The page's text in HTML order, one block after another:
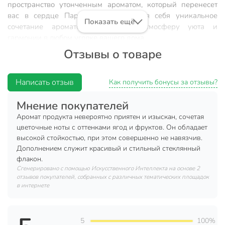
пространство утонченным ароматом, который перенесет
вас в сердце Парижа. Откройте для себя уникальное
сочетание ароматов, создающее атмосферу уюта и
Аромадиффузор Aroma republic Parisian chic №52 объемом
изысканность и качество. Этот продукт не просто освежает
воздух, но и создает особое настроение, благодаря чему
каждое ваше возвращение домой будет наполнено
радостью и комфортом.
Преимущества:
изысканный аромат: ощутите атмосферу Парижа, не
покидая дома.
компактный объем: 30 мл – идеально для небольших
помещений и частого обновления аромата.
Показать ещё
Отзывы о товаре
Написать отзыв Как получить бонусы за отзывы?
Мнение покупателей
Аромат продукта невероятно приятен и изыскан, сочетая
цветочные ноты с оттенками ягод и фруктов. Он обладает
высокой стойкостью, при этом совершенно не навязчив.
Дополнением служит красивый и стильный стеклянный
флакон.
Сгенерировано с помощью Искусственного Интеллекта на основе 2
отзывов покупателей, собранных с различных тематических площадок
в интернете
5
100%